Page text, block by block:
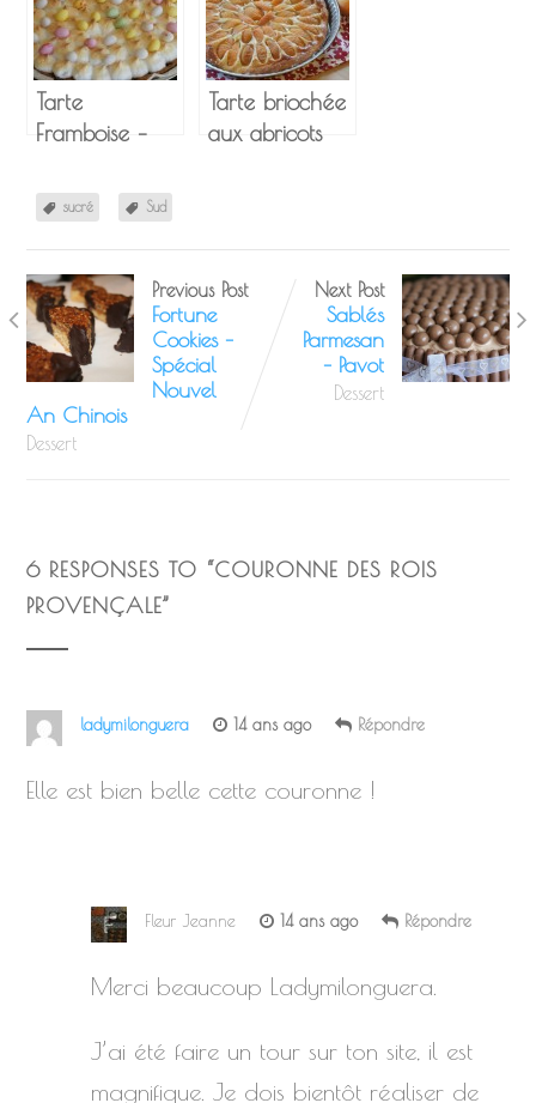
Tarte
Framboise –
Meringuée
Tarte briochée
aux abricots
sucré Sud
Previous Post
Fortune
Cookies –
Spécial
Nouvel
An Chinois
Dessert
Next Post
Sablés
Parmesan
– Pavot
Dessert
6 RESPONSES TO “COURONNE DES ROIS
PROVENÇALE”
ladymilonguera 14 ans ago Répondre
Elle est bien belle cette couronne !
Fleur Jeanne 14 ans ago Répondre
Merci beaucoup Ladymilonguera.
J’ai été faire un tour sur ton site, il est
magnifique. Je dois bientôt réaliser de